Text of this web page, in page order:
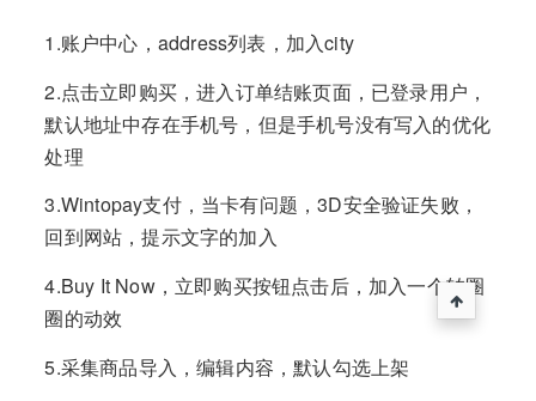
1.账户中心，address列表，加入city
2.点击立即购买，进入订单结账页面，已登录用户，
默认地址中存在手机号，但是手机号没有写入的优化
处理
3.Wintopay支付，当卡有问题，3D安全验证失败，
回到网站，提示文字的加入
4.Buy It Now，立即购买按钮点击后，加入一个转圈
圈的动效
5.采集商品导入，编辑内容，默认勾选上架